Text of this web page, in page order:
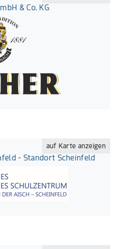
& Co. KG
auf Karte anzeigen
- Standort Scheinfeld